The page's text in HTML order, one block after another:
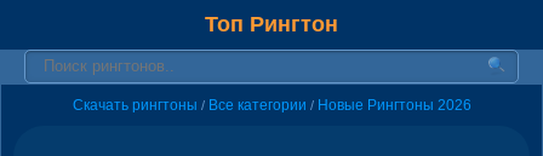
Топ Рингтон
Скачать рингтоны / Все категории / Новые Рингтоны 2026